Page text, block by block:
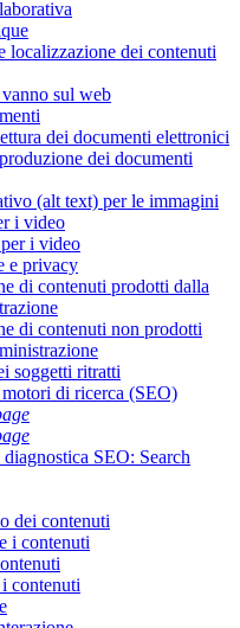
localizzazione dei contenuti
sul web
dei documenti elettronici
dei documenti
(alt text) per le immagini
i video
i video
e privacy
di contenuti prodotti dalla
di contenuti non prodotti
soggetti ritratti
di ricerca (SEO)
SEO: Search
dei contenuti
i contenuti
contenuti